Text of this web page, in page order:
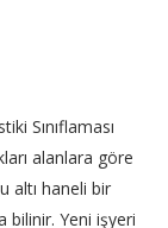
Sınıflaması
alanlara göre
altı haneli bir
bilinir. Yeni işyeri